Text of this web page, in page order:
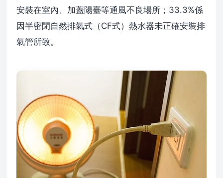
安裝在室內、加蓋陽臺等通風不良場所；33.3%係
因半密閉自然排氣式（CF式）熱水器未正確安裝排
氣管所致。